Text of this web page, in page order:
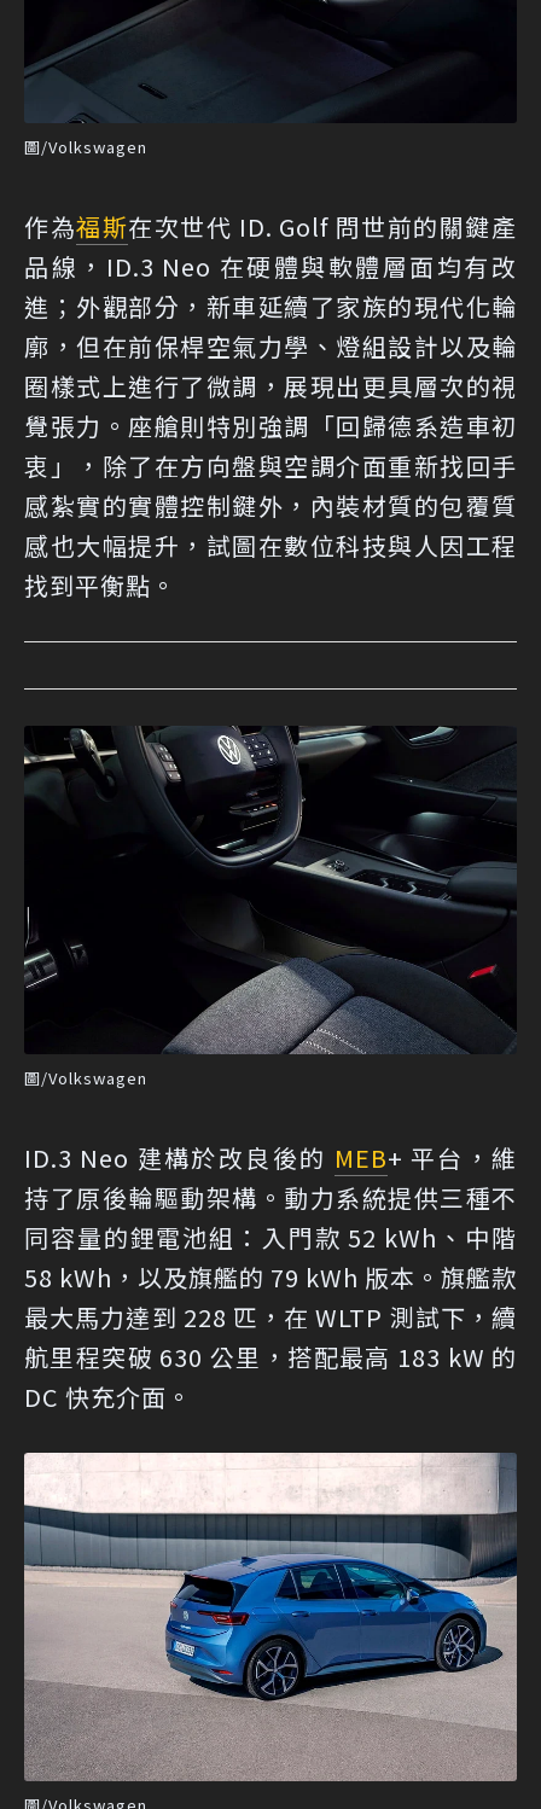
圖/Volkswagen
作為福斯在次世代 ID. Golf 問世前的關鍵產
品線，ID.3 Neo 在硬體與軟體層面均有改
進；外觀部分，新車延續了家族的現代化輪
廓，但在前保桿空氣力學、燈組設計以及輪
圈樣式上進行了微調，展現出更具層次的視
覺張力。座艙則特別強調「回歸德系造車初
衷」，除了在方向盤與空調介面重新找回手
感紮實的實體控制鍵外，內裝材質的包覆質
感也大幅提升，試圖在數位科技與人因工程
找到平衡點。
圖/Volkswagen
ID.3 Neo 建構於改良後的 MEB+ 平台，維
持了原後輪驅動架構。動力系統提供三種不
同容量的鋰電池組：入門款 52 kWh、中階
58 kWh，以及旗艦的 79 kWh 版本。旗艦款
最大馬力達到 228 匹，在 WLTP 測試下，續
航里程突破 630 公里，搭配最高 183 kW 的
DC 快充介面。